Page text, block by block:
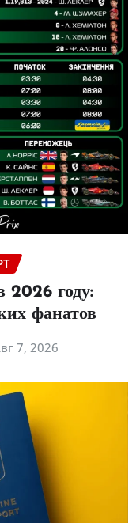
2026 году:
фанатов
7, 2026